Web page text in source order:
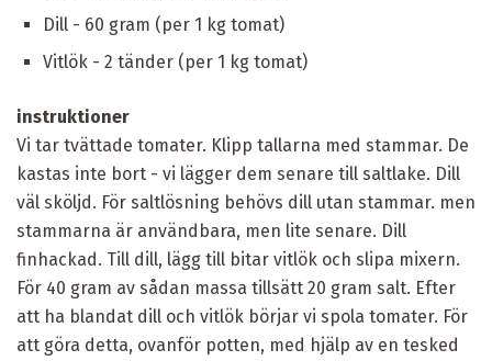
Dill - 60 gram (per 1 kg tomat)
Vitlök - 2 tänder (per 1 kg tomat)
instruktioner
Vi tar tvättade tomater. Klipp tallarna med stammar. De
kastas inte bort - vi lägger dem senare till saltlake. Dill
väl sköljd. För saltlösning behövs dill utan stammar. men
stammarna är användbara, men lite senare. Dill
finhackad. Till dill, lägg till bitar vitlök och slipa mixern.
För 40 gram av sådan massa tillsätt 20 gram salt. Efter
att ha blandat dill och vitlök börjar vi spola tomater. För
att göra detta, ovanför potten, med hjälp av en tesked